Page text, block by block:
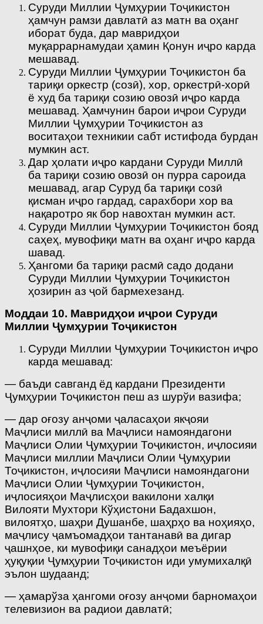
Суруди Миллии Ҷумҳурии Тоҷикистон
ҳамчун рамзи давлатӣ аз матн ва оҳанг
иборат буда, дар мавридҳои
муқаррарнамудаи ҳамин Қонун иҷро карда
мешавад.
Суруди Миллии Ҷумҳурии Тоҷикистон ба
тариқи оркестр (созӣ), хор, оркестрӣ-хорӣ
ё худ ба тариқи созию овозӣ иҷро карда
мешавад. Ҳамчунин барои иҷрои Суруди
Миллии Ҷумҳурии Тоҷикистон аз
воситаҳои техникии сабт истифода бурдан
мумкин аст.
Дар ҳолати иҷро кардани Суруди Миллӣ
ба тариқи созию овозӣ он пурра сароида
мешавад, агар Суруд ба тариқи созӣ
қисман иҷро гардад, сарахбори хор ва
нақаротро як бор навохтан мумкин аст.
Суруди Миллии Ҷумҳурии Тоҷикистон бояд
саҳеҳ, мувофиқи матн ва оҳанг иҷро карда
шавад.
Ҳангоми ба тариқи расмӣ садо додани
Суруди Миллии Ҷумҳурии Тоҷикистон
ҳозирин аз ҷой бармехезанд.
Моддаи 10. Мавридҳои иҷрои Суруди
Миллии Ҷумҳурии Тоҷикистон
Суруди Миллии Ҷумҳурии Тоҷикистон иҷро
карда мешавад:
— баъди савганд ёд кардани Президенти
Ҷумҳурии Тоҷикистон пеш аз шурўи вазифа;
— дар оғозу анҷоми ҷаласаҳои якҷояи
Маҷлиси миллӣ ва Маҷлиси намояндагони
Маҷлиси Олии Ҷумҳурии Тоҷикистон, иҷлосияи
Маҷлиси миллии Маҷлиси Олии Ҷумҳурии
Тоҷикистон, иҷлосияи Маҷлиси намояндагони
Маҷлиси Олии Ҷумҳурии Тоҷикистон,
иҷлосияҳои Маҷлисҳои вакилони халқи
Вилояти Мухтори Кўҳистони Бадахшон,
вилоятҳо, шаҳри Душанбе, шаҳрҳо ва ноҳияҳо,
маҷлису ҷамъомадҳои тантанавӣ ва дигар
ҷашнҳое, ки мувофиқи санадҳои меъёрии
ҳуқуқии Ҷумҳурии Тоҷикистон иди умумихалқӣ
эълон шудаанд;
— ҳамарўза ҳангоми оғозу анҷоми барномаҳои
телевизион ва радиои давлатӣ;